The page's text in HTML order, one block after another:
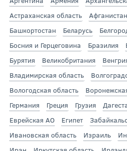
Астраханская область
Афганистан
Башкортостан
Беларусь
Босния и Герцеговина
Бразилия
Бурятия
Великобритания
Владимирская область
Вологодская область
Германия
Греция Грузия
Еврейская АО
Египет
Ивановская область
Израиль